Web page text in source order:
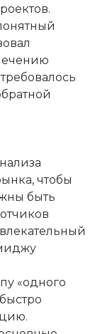
чтобы
быть
«одного